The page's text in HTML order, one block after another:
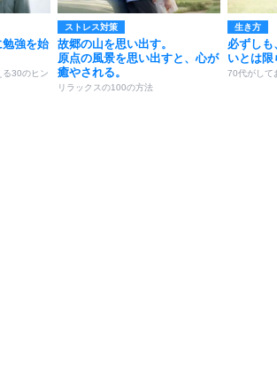
勉強を始
る30のヒン
ストレス対策
故郷の山を思い出す。
原点の風景を思い出すと、心が
癒やされる。
リラックスの100の方法
生き方
必ずし
いとは限
70代がして